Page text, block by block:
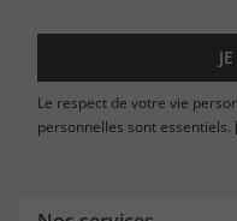
Le respect de votre vie
personnelles sont essentiels.